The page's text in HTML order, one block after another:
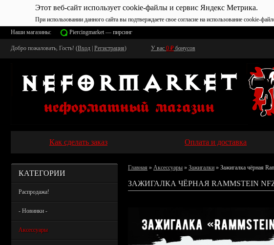
Этот веб-сайт использует cookie-файлы и сервис Яндекс Метрика.
При использовании данного сайта вы подтверждаете свое согласие на использование cookie-
Наши магазины: Piercingmarket — пирсинг
Добро пожаловать, Гость! (Вход Регистрация) У вас 0 ₽ бонусов
Как сделать заказ Оплата и доставка
КАТЕГОРИИ
Распродажа!
- Новинки -
Аксессуары
Главная » Аксессуары » Зажигалки » Зажигалка чёрная
ЗАЖИГАЛКА ЧЁРНАЯ RAMMSTEIN